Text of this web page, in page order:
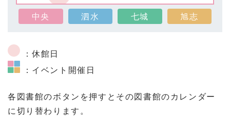
中央 泗水 七城 旭志
：休館日
：イベント開催日
各図書館のボタンを押すとその図書館のカレンダー
に切り替わります。